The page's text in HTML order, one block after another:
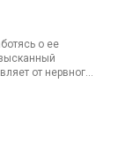
о ее
от нервног...